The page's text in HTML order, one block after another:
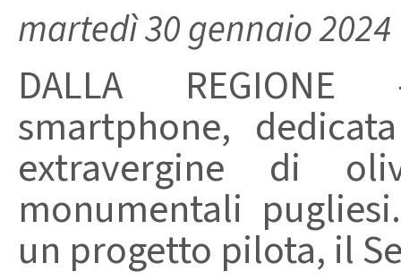
martedì 30 gennaio 2024
DALLA
smartphone,
extravergine di
monumentali
un progetto pilota, il